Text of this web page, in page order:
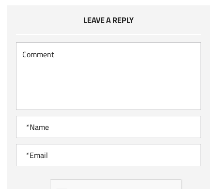
LEAVE A REPLY